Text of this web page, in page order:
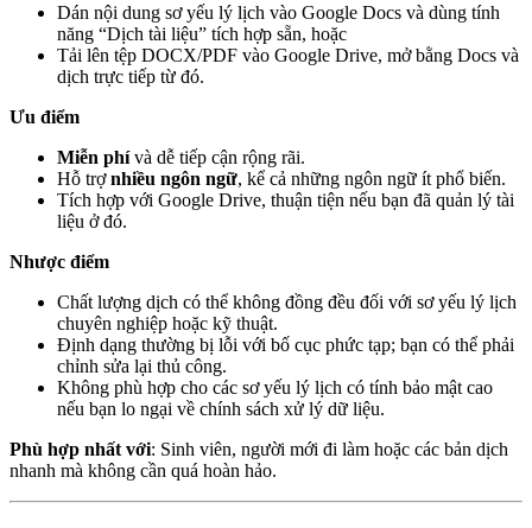
Dán nội dung sơ yếu lý lịch vào Google Docs và dùng tính
năng “Dịch tài liệu” tích hợp sẵn, hoặc
Tải lên tệp DOCX/PDF vào Google Drive, mở bằng Docs và
dịch trực tiếp từ đó.
Ưu điểm
Miễn phívà dễ tiếp cận rộng rãi.
Hỗ trợnhiều ngôn ngữ, kể cả những ngôn ngữ ít phổ biến.
Tích hợp với Google Drive, thuận tiện nếu bạn đã quản lý tài
liệu ở đó.
Nhược điểm
Chất lượng dịch có thể không đồng đều đối với sơ yếu lý lịch
chuyên nghiệp hoặc kỹ thuật.
Định dạng thường bị lỗi với bố cục phức tạp; bạn có thể phải
chỉnh sửa lại thủ công.
Không phù hợp cho các sơ yếu lý lịch có tính bảo mật cao
nếu bạn lo ngại về chính sách xử lý dữ liệu.
Phù hợp nhất với: Sinh viên, người mới đi làm hoặc các bản dịch
nhanh mà không cần quá hoàn hảo.